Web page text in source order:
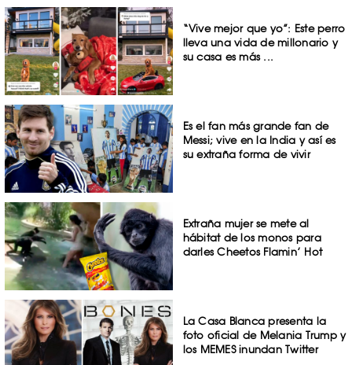
“Vive mejor que yo”: Este perro
lleva una vida de millonario y
su casa es más ...
Es el fan más grande fan de
Messi; vive en la India y así es
su extraña forma de vivir
Extraña mujer se mete al
hábitat de los monos para
darles Cheetos Flamin’ Hot
La Casa Blanca presenta la
foto oficial de Melania Trump y
los MEMES inundan Twitter